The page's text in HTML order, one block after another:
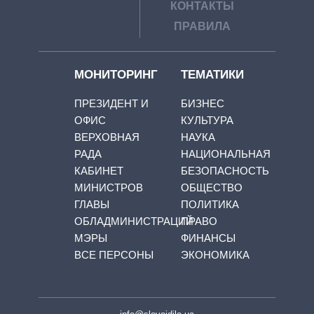
КОНТАКТЫ
ПРАВИЛА
МОНИТОРИНГ
ПРЕЗИДЕНТ И
ОФИС
ВЕРХОВНАЯ
РАДА
КАБИНЕТ
МИНИСТРОВ
ГЛАВЫ
ОБЛАДМИНИСТРАЦИЙ
МЭРЫ
ВСЕ ПЕРСОНЫ
ТЕМАТИКИ
БИЗНЕС
КУЛЬТУРА
НАУКА
НАЦИОНАЛЬНАЯ
БЕЗОПАСНОСТЬ
ОБЩЕСТВО
ПОЛИТИКА
ПРАВО
ФИНАНСЫ
ЭКОНОМИКА